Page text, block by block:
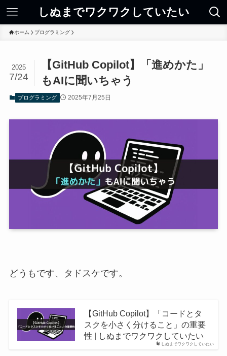
しぬまでワクワクしていたい
ホーム プログラミング
【GitHub Copilot】「進めかた」
もAIに聞いちゃう
2025
7/24
プログラミング 2025年7月25日
どうもです、タドスケです。
しぬまでワクワクしていたい
【GitHub Copilot】「コードとタ
スクを小さく分けること」の重要
性 | しぬまでワクワクしていたい